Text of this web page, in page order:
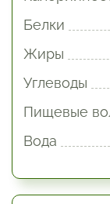
Белки
Жиры
Углеводы
Пищевые
Вода